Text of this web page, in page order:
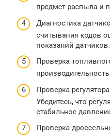
предмет распыла и
Диагностика
считывания кодов
показаний датчиков.
Проверка
Проверка
Убедитесь, что
стабильное
Проверка